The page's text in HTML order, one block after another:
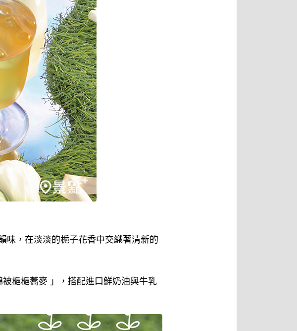
味，在淡淡的梔子花香中交織著清新的
梔梔蕎麥 」，搭配進口鮮奶油與牛乳